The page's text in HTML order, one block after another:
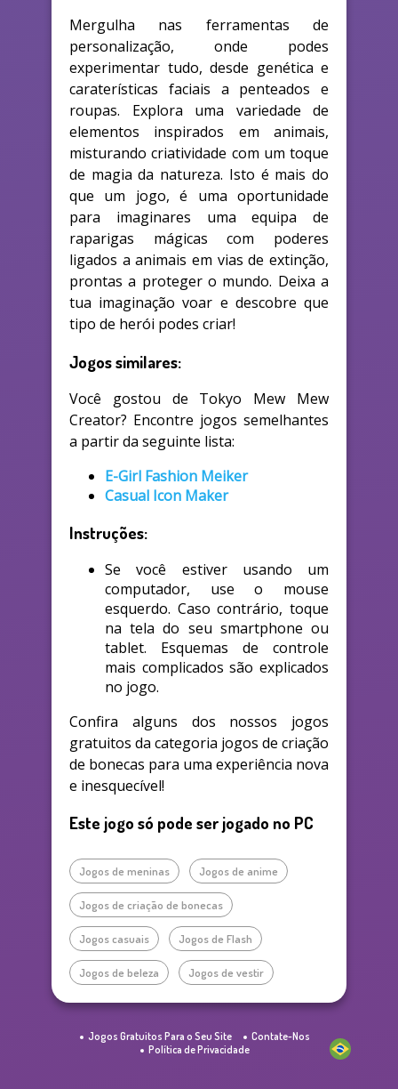
Mergulha nas ferramentas de
personalização, onde podes
experimentar tudo, desde genética e
caraterísticas faciais a penteados e
roupas. Explora uma variedade de
elementos inspirados em animais,
misturando criatividade com um toque
de magia da natureza. Isto é mais do
que um jogo, é uma oportunidade
para imaginares uma equipa de
raparigas mágicas com poderes
ligados a animais em vias de extinção,
prontas a proteger o mundo. Deixa a
tua imaginação voar e descobre que
tipo de herói podes criar!
Jogos similares:
Você gostou de Tokyo Mew Mew
Creator? Encontre jogos semelhantes
a partir da seguinte lista:
E-Girl Fashion Meiker
Casual Icon Maker
Instruções:
Se você estiver usando um
computador, use o mouse
esquerdo. Caso contrário, toque
na tela do seu smartphone ou
tablet. Esquemas de controle
mais complicados são explicados
no jogo.
Confira alguns dos nossos jogos
gratuitos da categoria jogos de criação
de bonecas para uma experiência nova
e inesquecível!
Este jogo só pode ser jogado no PC
Jogos de meninas Jogos de anime
Jogos de criação de bonecas
Jogos casuais Jogos de Flash
Jogos de beleza Jogos de vestir
Jogos Gratuitos Para o Seu Site
Contate-Nos
Política de Privacidade